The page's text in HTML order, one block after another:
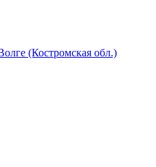
(Костромская обл.)